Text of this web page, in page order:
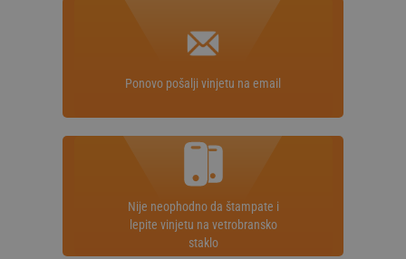
Ponovo pošalji vinjetu na email
Nije neophodno da štampate i
lepite vinjetu na vetrobransko
staklo